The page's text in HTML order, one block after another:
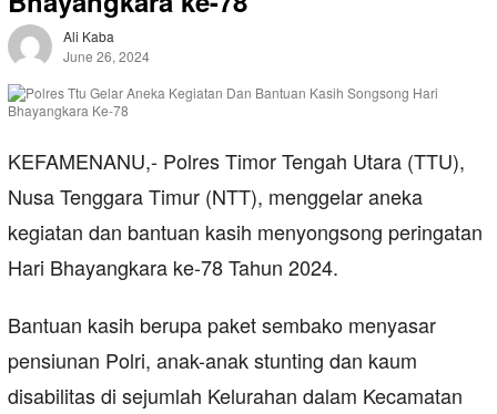
Ali Kaba
June 26, 2024
KEFAMENANU,- Polres Timor Tengah Utara (TTU),
Nusa Tenggara Timur (NTT), menggelar aneka
kegiatan dan bantuan kasih menyongsong peringatan
Hari Bhayangkara ke-78 Tahun 2024.
Bantuan kasih berupa paket sembako menyasar
pensiunan Polri, anak-anak stunting dan kaum
disabilitas di sejumlah Kelurahan dalam Kecamatan